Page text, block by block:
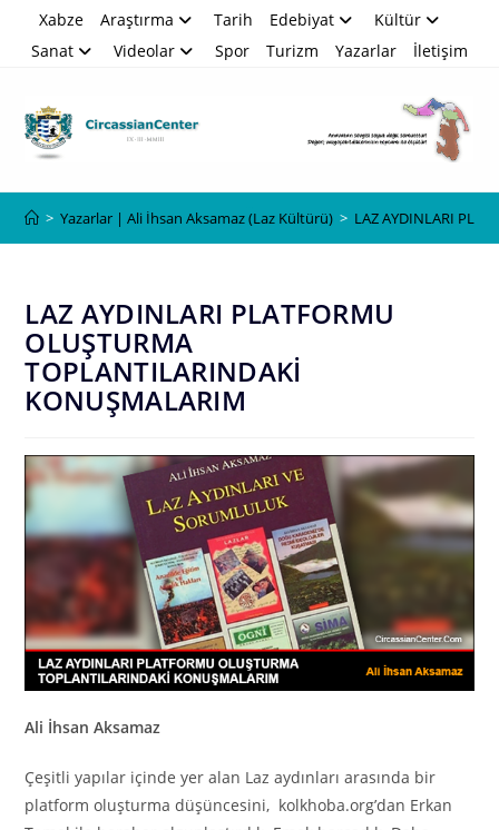
Xabze Araştırma Tarih Edebiyat
Kültür
Sanat
Videolar Spor Turizm Yazarlar İletişim
> Yazarlar | Ali İhsan Aksamaz (Laz Kültürü) > LAZ AYDINLARI
LAZ AYDINLARI PLATFORMU
OLUŞTURMA
TOPLANTILARINDAKİ
KONUŞMALARIM
Ali İhsan Aksamaz
Çeşitli yapılar içinde yer alan Laz aydınları arasında bir
platform oluşturma düşüncesini, kolkhoba.org’dan Erkan